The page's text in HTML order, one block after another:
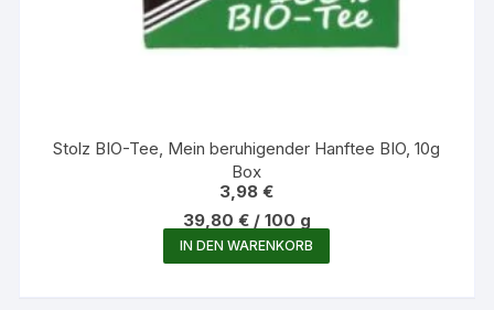
Stolz BIO-Tee, Mein beruhigender Hanftee BIO, 10g
Box
3,98€
39,80 €/ 100 g
IN DEN WARENKORB